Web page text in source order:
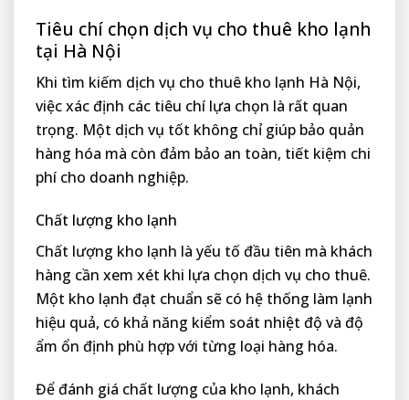
Tiêu chí chọn dịch vụ cho thuê kho lạnh
tại Hà Nội
Khi tìm kiếm dịch vụ cho thuê kho lạnh Hà Nội,
việc xác định các tiêu chí lựa chọn là rất quan
trọng. Một dịch vụ tốt không chỉ giúp bảo quản
hàng hóa mà còn đảm bảo an toàn, tiết kiệm chi
phí cho doanh nghiệp.
Chất lượng kho lạnh
Chất lượng kho lạnh là yếu tố đầu tiên mà khách
hàng cần xem xét khi lựa chọn dịch vụ cho thuê.
Một kho lạnh đạt chuẩn sẽ có hệ thống làm lạnh
hiệu quả, có khả năng kiểm soát nhiệt độ và độ
ẩm ổn định phù hợp với từng loại hàng hóa.
Để đánh giá chất lượng của kho lạnh, khách